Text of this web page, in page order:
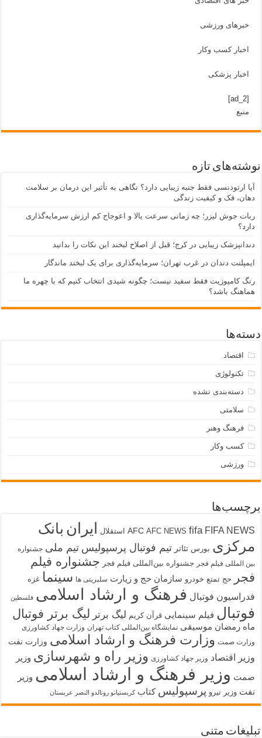
خبرهای ورزشی
اخبار کسب وکار
اخبار پزشکی
[ad_2]
منبع
نوشته‌های تازه
آیا ارتودنسی فقط جنبه زیبایی دارد؟ نگاهی به تأثیر این درمان بر سلامت
دهان، فک و کیفیت زندگی
ربات جوش لیزر؛ چه زمانی سرعت بالا و اعوجاج کم ارزش سرمایه‌گذاری
دارد؟
دندانپزشک زیبایی در کرج؛ قبل از اصلاح لبخند این نکات را بدانید
ایمپلنت دندان در غرب تهران؛ سرمایه‌گذاری برای یک لبخند ماندگار
رنگ کامپوزیت فقط سفید نیست؛ چگونه شیدی انتخاب کنیم که با چهره ما
هماهنگ باشد؟
دسته‌ها
اقتصاد
تکنولوژی
دسته‌بندی نشده
سلامتی
فرهنگ وهنر
کسب وکار
ورزشی
برچسب‌ها
AFC AFC NEWS fifa FIFA NEWS استقلال ایران بانک
مرکزی بورس تئاتر تیم فوتبال پرسپولیس تیم ملی جشنواره
بین المللی فیلم فجر
جشنواره بین‌المللی فیلم فجر جشنواره فیلم
فجر
حج تمتع خودرو سازمان حج و زیارت سلبریتی ها سینما غزه
فدراسیون فوتبال فرهنگ و ارشاد اسلامی فلسطین
فوتبال فیلم سینمایی قرآن کریم لیگ برتر لیگ برتر فوتبال
ماه رمضان موسیقی نمایشگاه بین‌المللی کتاب تهران وزارت جهاد کشاورزی
وزارت صمت وزارت فرهنگ و ارشاد اسلامی وزارت نفت
وزیر اقتصاد وزیر جهاد کشاورزی وزیر راه و شهرسازی وزیر
صمت وزیر فرهنگ و ارشاد اسلامی وزیر
نفت وزیر نیرو پرسپولیس کتاب کریستیانو رونالدو النصر عربستان
تبلیغات متنی